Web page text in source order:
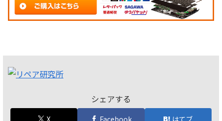
シェアする
X Facebook はてブ